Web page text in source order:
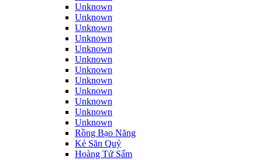
Unknown
Unknown
Unknown
Unknown
Unknown
Unknown
Unknown
Unknown
Unknown
Unknown
Unknown
Unknown
Rồng Bạo Năng
Kẻ Săn Quỷ
Hoàng Tử Sấm